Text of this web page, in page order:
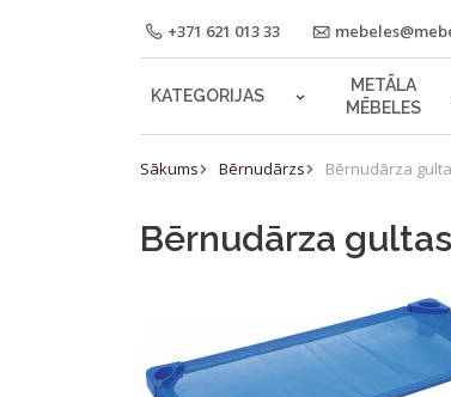
+371 621 013 33
KATEGORIJAS
METĀLA
MĒBELES
Sākums Bērnudārzs Bērnudārza
Bērnudārza gultas